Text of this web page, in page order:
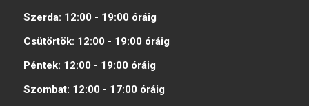
Szerda: 12:00 - 19:00 óráig
Csütörtök: 12:00 - 19:00 óráig
Péntek: 12:00 - 19:00 óráig
Szombat: 12:00 - 17:00 óráig